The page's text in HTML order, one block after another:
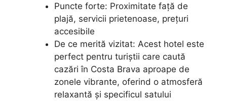
Puncte forte: Proximitate față de
plajă, servicii prietenoase, prețuri
accesibile
De ce merită vizitat: Acest hotel este
perfect pentru turiștii care caută
cazări în Costa Brava aproape de
zonele vibrante, oferind o atmosferă
relaxantă și specificul satului